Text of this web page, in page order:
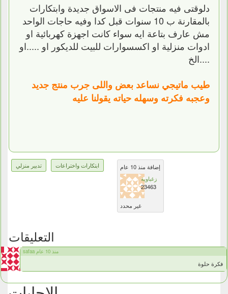
دلوقتى فيه منتجات فى الاسواق جديدة وابتكارات
بالمقارنة ب 10 سنوات قبل كدا وفيه حاجات الواحد
مش عارف بتاعة ايه سواء كانت اجهزة كهربائية او
ادوات منزلية او اكسسوارات للبيت للديكور او .....او
....الخ
طيب ماتيجي نساعد بعض واللى جرب منتج جديد
وعجبه فكرته وسهله حياته يقولنا عليه
ابتكارات واختراعات تدبير منزلي
إضافة منذ 10 عام
زغباوية
23463
غير محدد
التعليقات
safaa منذ 10 عام
فكرة حلوة